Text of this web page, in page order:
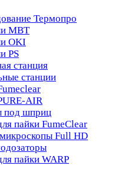
Термопро
MBT
OKI
PS
станция
станции
AIR
под шприц
пайки FumeClear
Full HD
пайки WARP